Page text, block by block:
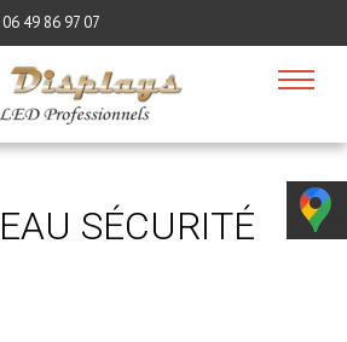
06 49 86 97 07
SÉCURITÉ